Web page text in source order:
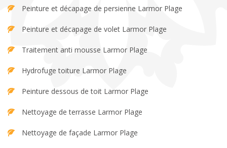
Peinture et décapage de persienne Larmor Plage
Peinture et décapage de volet Larmor Plage
Traitement anti mousse Larmor Plage
Hydrofuge toiture Larmor Plage
Peinture dessous de toit Larmor Plage
Nettoyage de terrasse Larmor Plage
Nettoyage de façade Larmor Plage